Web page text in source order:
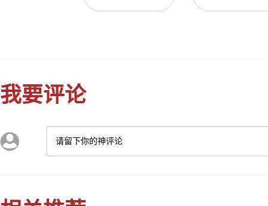
我要评论
请留下你的神评论